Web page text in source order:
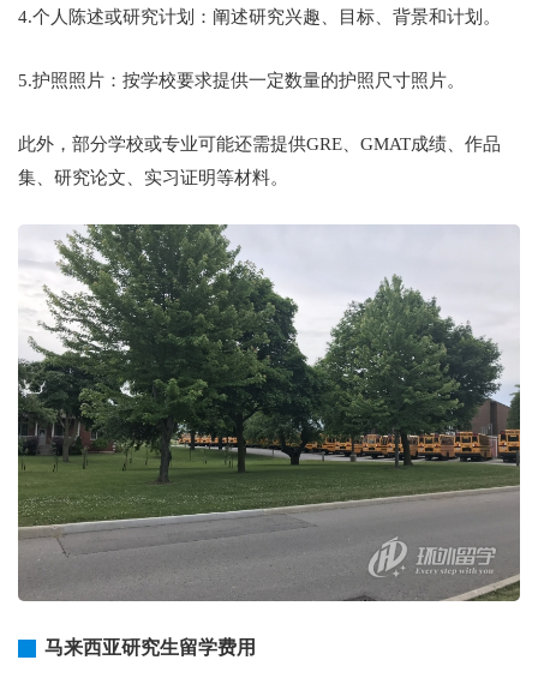
4.个人陈述或研究计划：阐述研究兴趣、目标、背景和计划。
5.护照照片：按学校要求提供一定数量的护照尺寸照片。
此外，部分学校或专业可能还需提供GRE、GMAT成绩、作品
集、研究论文、实习证明等材料。
马来西亚研究生留学费用